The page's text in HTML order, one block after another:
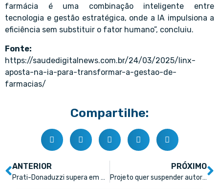
farmácia é uma combinação inteligente entre
tecnologia e gestão estratégica, onde a IA impulsiona a
eficiência sem substituir o fator humano”, concluiu.
Fonte:
https://saudedigitalnews.com.br/24/03/2025/linx-
aposta-na-ia-para-transformar-a-gestao-de-
farmacias/
Compartilhe:
ANTERIOR
Prati-Donaduzzi supera em 20% volume de negócios na Abradilan 2025 – Copy
PRÓXIMO
Projeto quer suspender autorização para farmacêuticos prescreverem remédios